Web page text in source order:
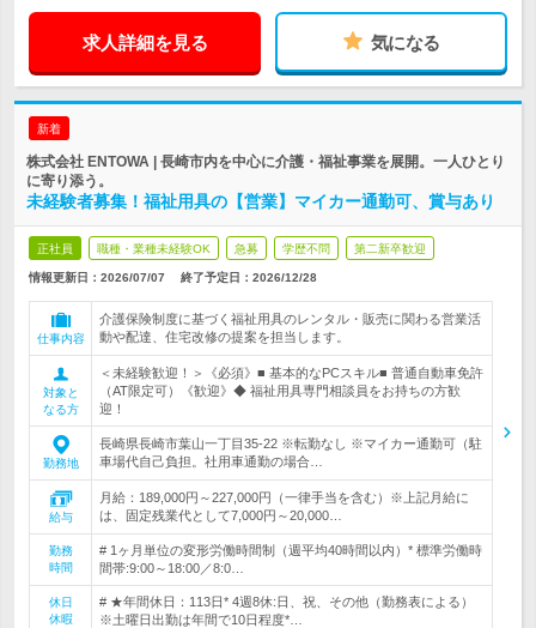
求人詳細を見る 気になる
新着
株式会社 ENTOWA | 長崎市内を中心に介護・福祉事業を展開。一人ひとり
に寄り添う。
未経験者募集！福祉用具の【営業】マイカー通勤可、賞与あり
正社員 職種・業種未経験OK 急募 学歴不問 第二新卒歓迎
情報更新日：2026/07/07 終了予定日： 2026/12/28
仕事内容
介護保険制度に基づく福祉用具のレンタル・販売に関わる営業活
動や配達、住宅改修の提案を担当します。
対象と
なる方
＜未経験歓迎！＞《必須》■ 基本的なPCスキル■ 普通自動車免許
（AT限定可）《歓迎》◆ 福祉用具専門相談員をお持ちの方歓
迎！
勤務地
長崎県長崎市葉山一丁目35-22 ※転勤なし ※マイカー通勤可（駐
車場代自己負担。社用車通勤の場合…
給与
月給：189,000円～227,000円（一律手当を含む）※上記月給に
は、固定残業代として7,000円～20,000…
勤務
時間
# 1ヶ月単位の変形労働時間制（週平均40時間以内）* 標準労働時
間帯:9:00～18:00／8:0…
休日
休暇
# ★年間休日：113日* 4週8休:日、祝、その他（勤務表による）
※土曜日出勤は年間で10日程度*…